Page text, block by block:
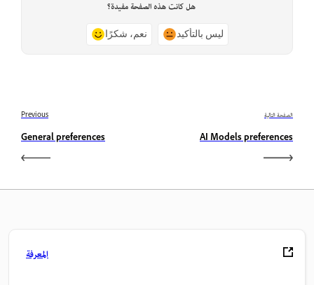
هل كانت هذه الصفحة مفيدة؟
نعم، شكرًا ليس بالتأكيد
Previous
General preferences
الصفحة التالية
AI Models preferences
المعرفة